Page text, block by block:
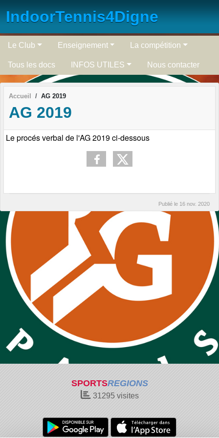
IndoorTennis4Digne
Le Club Enseignement La compétition
Tous les docs INFOS UTILES Nous contacter
Accueil AG 2019
AG 2019
Le procés verbal de l'AG 2019 ci-dessous
Publié le 16 nov. 2020
SPORTSREGIONS
31295visites